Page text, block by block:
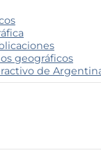
geográficos
de